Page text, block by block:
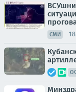
СМИ